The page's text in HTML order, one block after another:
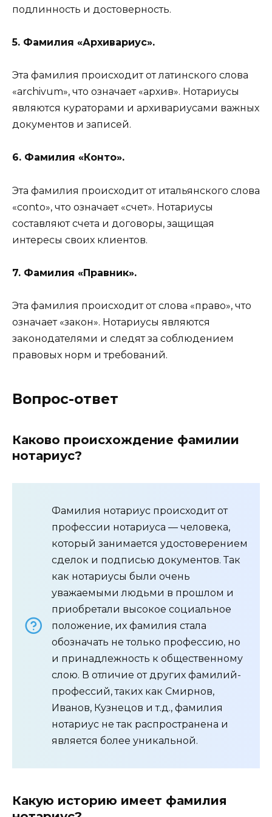
подлинность и достоверность.
5. Фамилия «Архивариус».
Эта фамилия происходит от латинского слова
«archivum», что означает «архив». Нотариусы
являются кураторами и архивариусами важных
документов и записей.
6. Фамилия «Конто».
Эта фамилия происходит от итальянского слова
«conto», что означает «счет». Нотариусы
составляют счета и договоры, защищая
интересы своих клиентов.
7. Фамилия «Правник».
Эта фамилия происходит от слова «право», что
означает «закон». Нотариусы являются
законодателями и следят за соблюдением
правовых норм и требований.
Вопрос-ответ
Каково происхождение фамилии
нотариус?
Фамилия нотариус происходит от
профессии нотариуса — человека,
который занимается удостоверением
сделок и подписью документов. Так
как нотариусы были очень
уважаемыми людьми в прошлом и
приобретали высокое социальное
положение, их фамилия стала
обозначать не только профессию, но
и принадлежность к общественному
слою. В отличие от других фамилий-
профессий, таких как Смирнов,
Иванов, Кузнецов и т.д., фамилия
нотариус не так распространена и
является более уникальной.
Какую историю имеет фамилия